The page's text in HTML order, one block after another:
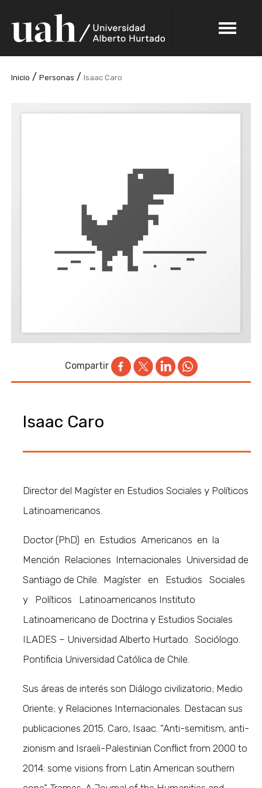
Inicio /Personas /Isaac Caro
Compartir
Isaac Caro
Director del Magíster en Estudios Sociales y Políticos
Latinoamericanos.
Doctor (PhD) en Estudios Americanos en la
Mención Relaciones Internacionales Universidad de
Santiago de Chile. Magíster en Estudios Sociales
y Políticos Latinoamericanos Instituto
Latinoamericano de Doctrina y Estudios Sociales
ILADES – Universidad Alberto Hurtado. Sociólogo.
Pontificia Universidad Católica de Chile.
Sus áreas de interés son Diálogo civilizatorio; Medio
Oriente; y Relaciones Internacionales. Destacan sus
publicaciones 2015. Caro, Isaac. “Anti-semitism, anti-
zionism and Israeli-Palestinian Conflict from 2000 to
2014: some visions from Latin American southern